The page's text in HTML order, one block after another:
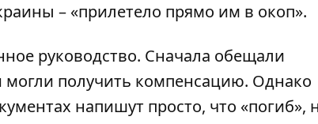
– «прилетело прямо им в окоп».
руководство. Сначала обещали
получить компенсацию. Однако
напишут просто, что «погиб»,